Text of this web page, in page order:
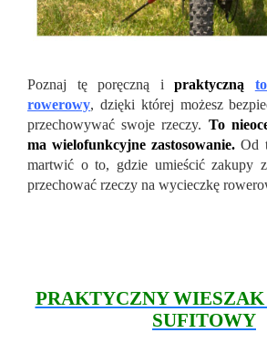
Poznaj tę poręczną ipraktyczną
rowerowy, dzięki której możesz
przechowywać swoje rzeczy. To
ma wielofunkcyjne zastosowanie. Od
martwić o to, gdzie umieścić zakupy
przechować rzeczy na wycieczkę
PRAKTYCZNY WIESZAK
SUFITOWY